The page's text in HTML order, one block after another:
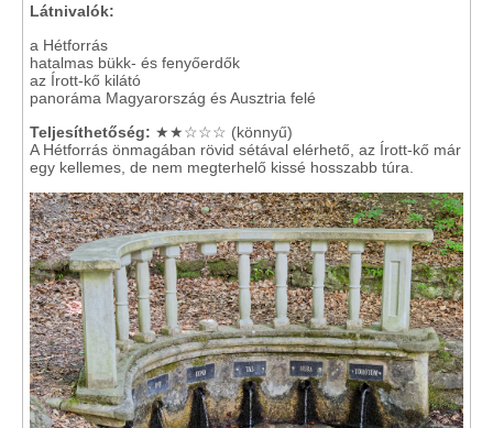
Látnivalók:
a Hétforrás
hatalmas bükk- és fenyőerdők
az Írott-kő kilátó
panoráma Magyarország és Ausztria felé
Teljesíthetőség: ★★☆☆☆ (könnyű)
A Hétforrás önmagában rövid sétával elérhető, az Írott-kő már
egy kellemes, de nem megterhelő kissé hosszabb túra.